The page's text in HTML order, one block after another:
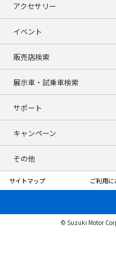
アクセサリー
イベント
販売店検索
展示車・試乗車検索
サポート
キャンペーン
その他
サイトマップ ご利用に
© Suzuki Motor